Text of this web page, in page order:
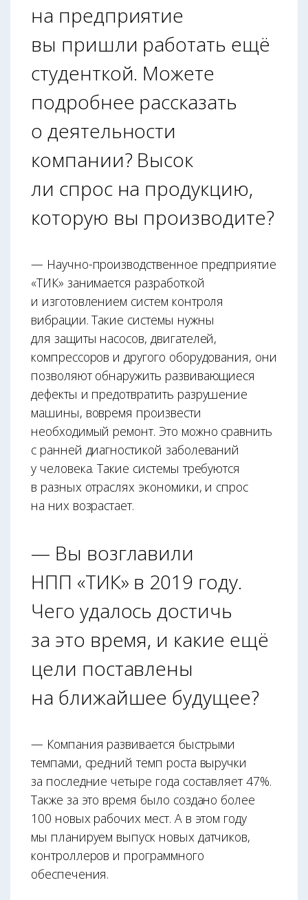
на предприятие
вы пришли работать ещё
студенткой. Можете
подробнее рассказать
о деятельности
компании? Высок
ли спрос на продукцию,
которую вы производите?
— Научно-производственное предприятие
«ТИК» занимается разработкой
и изготовлением систем контроля
вибрации. Такие системы нужны
для защиты насосов, двигателей,
компрессоров и другого оборудования, они
позволяют обнаружить развивающиеся
дефекты и предотвратить разрушение
машины, вовремя произвести
необходимый ремонт. Это можно сравнить
с ранней диагностикой заболеваний
у человека. Такие системы требуются
в разных отраслях экономики, и спрос
на них возрастает.
— Вы возглавили
НПП «ТИК» в 2019 году.
Чего удалось достичь
за это время, и какие ещё
цели поставлены
на ближайшее будущее?
— Компания развивается быстрыми
темпами, средний темп роста выручки
за последние четыре года составляет 47%.
Также за это время было создано более
100 новых рабочих мест. А в этом году
мы планируем выпуск новых датчиков,
контроллеров и программного
обеспечения.